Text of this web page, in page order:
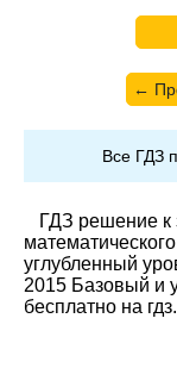
←
Все ГДЗ
ГДЗ решение к
углубленный
2015 Базовый и
бесплатно на